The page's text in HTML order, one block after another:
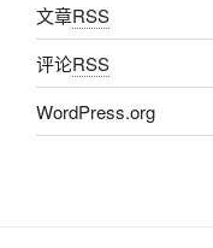
文章RSS
评论RSS
WordPress.org